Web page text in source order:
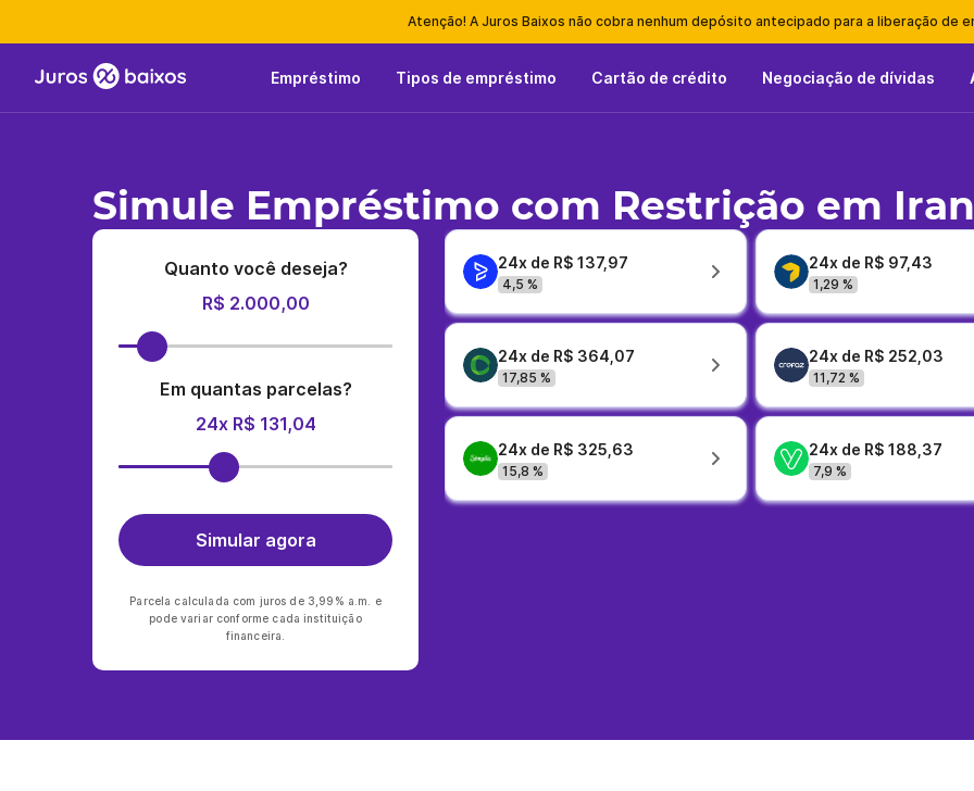
Atenção! A Juros Baixos não cobra nenhum depósito antecipado para a liberação de
Empréstimo Tipos de empréstimo Cartão de crédito Negociação de dívidas
Simule Empréstimo com Restrição em
Quanto você deseja?
R$ 2.000,00
Em quantas parcelas?
24x R$ 131,04
Simular agora
Parcela calculada com juros de 3,99% a.m. e
pode variar conforme cada instituição
financeira.
24x de R$ 137,97
4,5 %
24x de R$ 97,43
1,29 %
24x de R$ 364,07
17,85 %
24x de R$ 252,03
11,72 %
24x de R$ 325,63
15,8 %
24x de R$ 188,37
7,9 %